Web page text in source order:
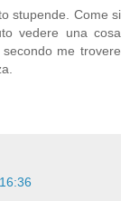
stupende. Come si
vedere una cosa
me trovere